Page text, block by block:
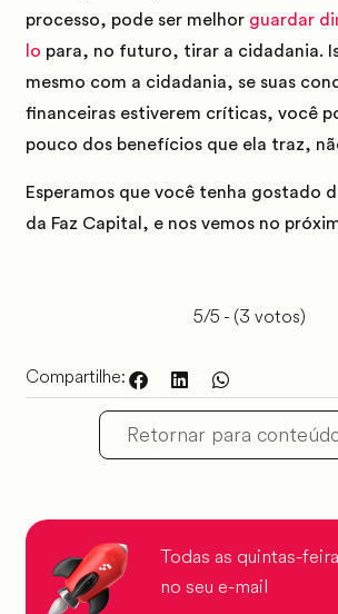
processo, pode ser melhor guardar
lo para, no futuro, tirar a cidadania.
mesmo com a cidadania, se suas
financeiras estiverem críticas, você
pouco dos benefícios que ela traz,
Esperamos que você tenha gostado
da Faz Capital, e nos vemos no
5/5 - (3 votos)
Compartilhe:
Retornar para
Todas as quintas-
no seu e-mail